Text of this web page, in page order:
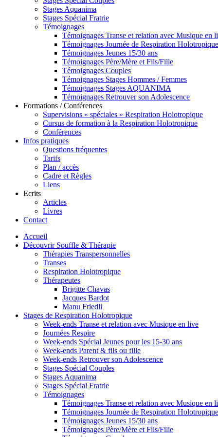
Stages Aquanima
Stages Spécial Fratrie
Témoignages
Témoignages Transe et relation avec Musique en
Témoignages Journée de Respiration Holotropique
Témoignages Jeunes 15/30 ans
Témoignages Père/Mère et Fils/Fille
Témoignages Couples
Témoignages Stages Hommes / Femmes
Témoignages Stages AQUANIMA
Témoignages Retrouver son Adolescence
Formations / Conférences
Supervisions « spéciales » Respiration Holotropique
Cursus de formation à la Respiration Holotropique
Conférences
Infos pratiques
Questions fréquentes
Tarifs
Plan / accès
Cadre et Règles
Liens
Ecrits
Articles
Livres
Contact
Accueil
Découvrir Souffle & Thérapie
Thérapies Transpersonnelles
Transes
Respiration Holotropique
Thérapeutes
Brigitte Chavas
Jacques Bardot
Manu Friedli
Stages de Respiration Holotropique
Week-ends Transe et relation avec Musique en live
Journées Respire
Week-ends Spécial Jeunes pour les 15-30 ans
Week-ends Parent & fils ou fille
Week-ends Retrouver son Adolescence
Stages Spécial Couples
Stages Aquanima
Stages Spécial Fratrie
Témoignages
Témoignages Transe et relation avec Musique en
Témoignages Journée de Respiration Holotropique
Témoignages Jeunes 15/30 ans
Témoignages Père/Mère et Fils/Fille